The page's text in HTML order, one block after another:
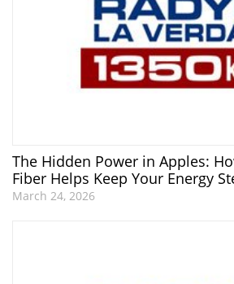
The Hidden Power in Apples:
Fiber Helps Keep Your Energy
March 24, 2026